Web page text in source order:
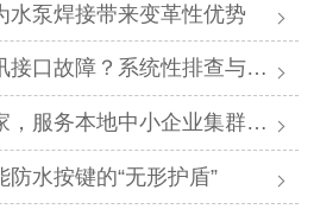
水泵焊接带来变革性优势
障？系统性排查与专业解决方案
企业集群，声峰ODM贴牌助您轻装上阵
水按键的“无形护盾”